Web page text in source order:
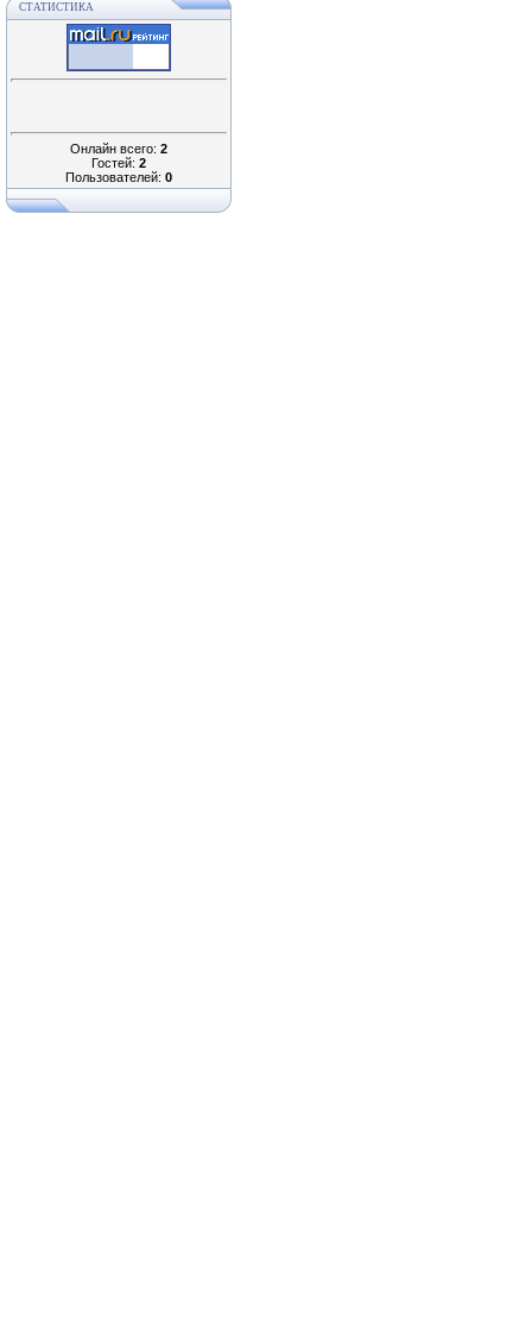
СТАТИСТИКА
Онлайн всего: 2
Гостей: 2
Пользователей: 0